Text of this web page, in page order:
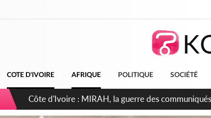
COTE D'IVOIRE AFRIQUE POLITIQUE SOCIÉTÉ
Côte d'Ivoire : Indépendance 2026, Thiam plaide